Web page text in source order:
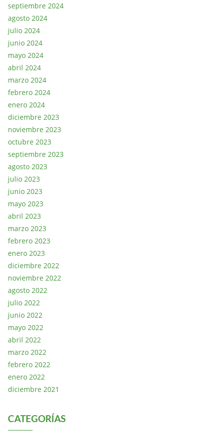
septiembre 2024
agosto 2024
julio 2024
junio 2024
mayo 2024
abril 2024
marzo 2024
febrero 2024
enero 2024
diciembre 2023
noviembre 2023
octubre 2023
septiembre 2023
agosto 2023
julio 2023
junio 2023
mayo 2023
abril 2023
marzo 2023
febrero 2023
enero 2023
diciembre 2022
noviembre 2022
agosto 2022
julio 2022
junio 2022
mayo 2022
abril 2022
marzo 2022
febrero 2022
enero 2022
diciembre 2021
CATEGORÍAS